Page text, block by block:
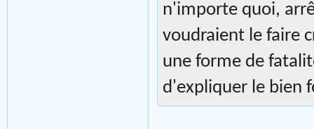
n'importe quoi,
voudraient le faire
une forme de
d'expliquer le bien